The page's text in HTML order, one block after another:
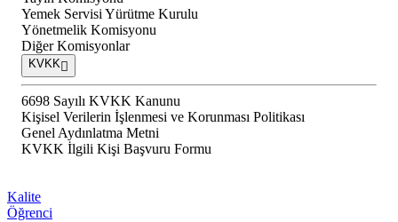
Yemek Servisi Yürütme Kurulu
Yönetmelik Komisyonu
Diğer Komisyonlar
KVKK
6698 Sayılı KVKK Kanunu
Kişisel Verilerin İşlenmesi ve Korunması Politikası
Genel Aydınlatma Metni
KVKK İlgili Kişi Başvuru Formu
Kalite
Öğrenci